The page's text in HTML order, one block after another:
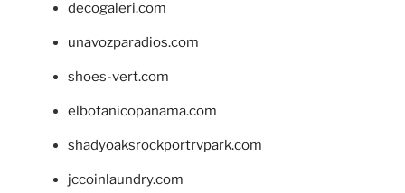
decogaleri.com
unavozparadios.com
shoes-vert.com
elbotanicopanama.com
shadyoaksrockportrvpark.com
jccoinlaundry.com